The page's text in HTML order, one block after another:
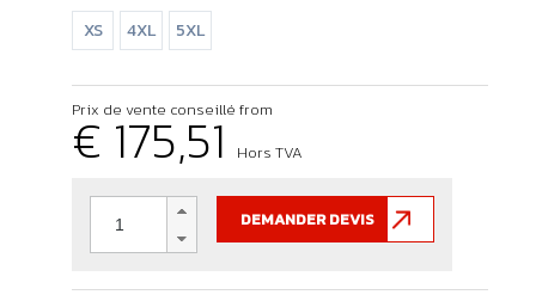
XS
4XL 5XL
Prix de vente conseillé from
€ 175,51 Hors TVA
DEMANDER DEVIS